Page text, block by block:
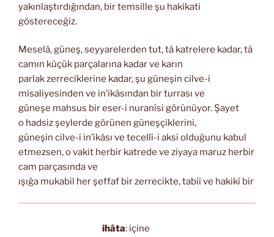
yakınlaştırdığından, bir temsille şu hakikati
göstereceğiz.
Meselâ, güneş, seyyarelerden tut, tâ katrelere kadar, tâ
camın küçük parçalarına kadar ve karın
parlak zerreciklerine kadar, şu güneşin cilve-i
misaliyesinden ve in’ikâsından bir turrası ve
güneşe mahsus bir eser-i nuranîsi görünüyor. Şayet
o hadsiz şeylerde görünen güneşçiklerini,
güneşin cilve-i in’ikâsı ve tecellî-i aksi olduğunu kabul
etmezsen, o vakit herbir katrede ve ziyaya maruz herbir
cam parçasında ve
ışığa mukabil her şeffaf bir zerrecikte, tabiî ve hakikî bir
ihâta: içine